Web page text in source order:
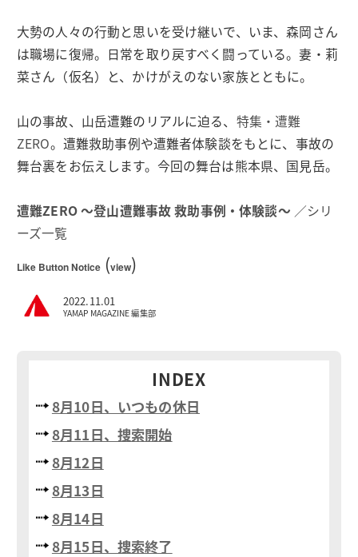
大勢の人々の行動と思いを受け継いで、いま、森岡さん
は職場に復帰。日常を取り戻すべく闘っている。妻・莉
菜さん（仮名）と、かけがえのない家族とともに。
山の事故、山岳遭難のリアルに迫る、 特集・遭難
ZERO。遭難救助事例や遭難者体験談をもとに、事故の
舞台裏をお伝えします。今回の舞台は熊本県、国見岳。
遭難ZERO 〜登山遭難事故 救助事例・体験談〜 ／シリ
ーズ一覧
Like Button Notice(view)
2022.11.01
YAMAP MAGAZINE 編集部
INDEX
8月10日、いつもの休日
8月11日、捜索開始
8月12日
8月13日
8月14日
8月15日、捜索終了